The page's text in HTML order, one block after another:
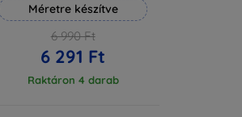
Méretre készítve
6 990 Ft
6 291 Ft
Raktáron 4 darab